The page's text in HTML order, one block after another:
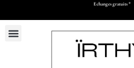
Echanges gratuits *